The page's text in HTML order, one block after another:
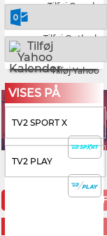
Tilføj Google
Tilføj Outlook
Tilføj Yahoo
VISES PÅ
TV2 SPORT X
TV2 PLAY
KOMMENDE KAMPE